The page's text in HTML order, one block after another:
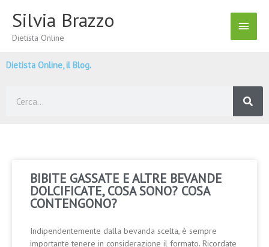
contenuto
Silvia Brazzo
Dietista Online
Menu
Dietista Online, il Blog.
BIBITE GASSATE E ALTRE BEVANDE
DOLCIFICATE, COSA SONO? COSA
CONTENGONO?
Indipendentemente dalla bevanda scelta, è sempre
importante tenere in considerazione il formato. Ricordate